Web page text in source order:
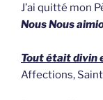
J’ai quitté mon
Nous Nous
Tout était divin
Affections,